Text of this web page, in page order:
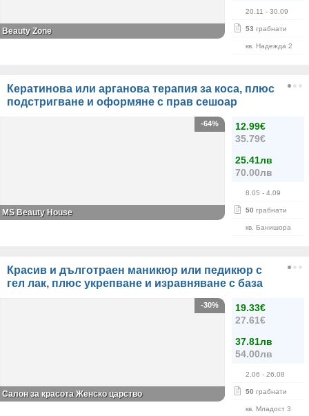
20.11 - 30.09
53 грабнати
кв. Надежда 2
Beauty Zone
Кератинова или арганова терапия за коса, плюс
подстригване и оформяне с прав сешоар
12.99€
35.79€
25.41лв
70.00лв
8.05 - 4.09
50 грабнати
кв. Банишора
-64%
МS Beauty House
Красив и дълготраен маникюр или педикюр с
гел лак, плюс укрепване и изравняване с база
19.33€
27.61€
37.81лв
54.00лв
2.06 - 26.08
50 грабнати
кв. Младост 3
-30%
Салон за красота Женско царство